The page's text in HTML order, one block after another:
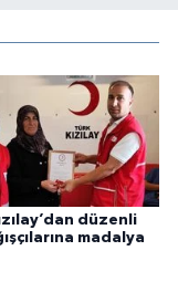
düzenli
madalya